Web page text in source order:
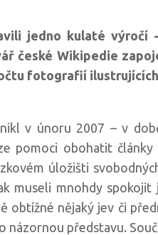
jedno kulaté
české Wikipedie
fotografií
v únoru 2007 – v
pomoci obohatit
úložišti
museli mnohdy
obtížné nějaký jev či
představu.